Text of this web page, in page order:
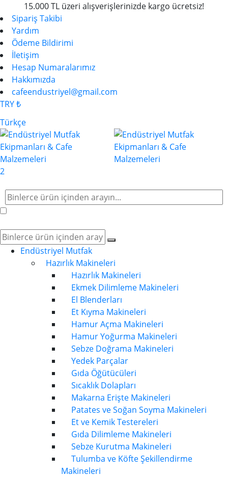
15.000 TL üzeri alışverişlerinizde kargo ücretsiz!
Sipariş Takibi
Yardım
Ödeme Bildirimi
İletişim
Hesap Numaralarımız
Hakkımızda
cafeendustriyel@gmail.com
TRY ₺
Türkçe
2
Endüstriyel Mutfak
Hazırlık Makineleri
Hazırlık Makineleri
Ekmek Dilimleme Makineleri
El Blenderları
Et Kıyma Makineleri
Hamur Açma Makineleri
Hamur Yoğurma Makineleri
Sebze Doğrama Makineleri
Yedek Parçalar
Gıda Öğütücüleri
Sıcaklık Dolapları
Makarna Erişte Makineleri
Patates ve Soğan Soyma Makineleri
Et ve Kemik Testereleri
Gıda Dilimleme Makineleri
Sebze Kurutma Makineleri
Tulumba ve Köfte Şekillendirme
Makineleri